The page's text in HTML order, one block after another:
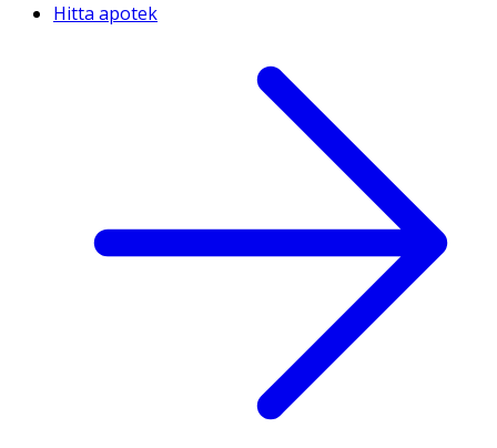
Hitta apotek